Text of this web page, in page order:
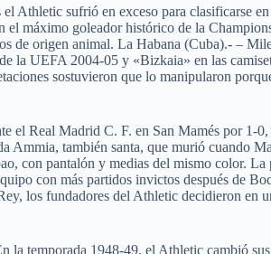
Athletic sufrió en exceso para clasificarse
el máximo goleador histórico de la
de origen animal. La Habana (Cuba).- –
UEFA 2004-05 y «Bizkaia» en las
sostuvieron que lo manipularon
el Real Madrid C. F. en San Mamés por 1-
también santa, que murió cuando
con pantalón y medias del mismo color.
con más partidos invictos después de
los fundadores del Athletic decidieron en
temporada 1948-49, el Athletic cambió